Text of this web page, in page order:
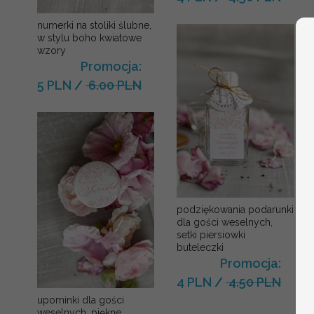
numerki na stoliki ślubne,
w stylu boho kwiatowe
wzory
Promocja:
5 PLN / 6.00 PLN
upominki dla gości
podziękowania podarunki
dla gości weselnych,
setki piersiowki
buteleczki
Promocja:
4 PLN /4.50 PLN